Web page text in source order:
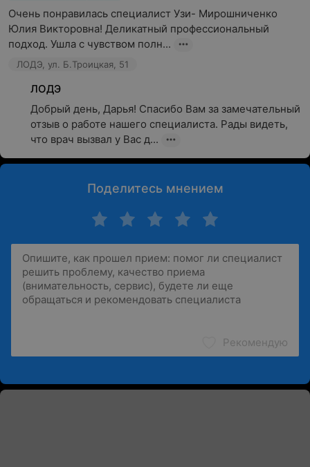
Очень понравилась специалист Узи- Мирошниченко
Юлия Викторовна! Деликатный профессиональный
подход. Ушла с чувством полн...
ЛОДЭ, ул. Б.Троицкая, 51
ЛОДЭ
Добрый день, Дарья! Спасибо Вам за замечательный
отзыв о работе нашего специалиста. Рады видеть,
что врач вызвал у Вас д...
Поделитесь мнением
Рекомендую